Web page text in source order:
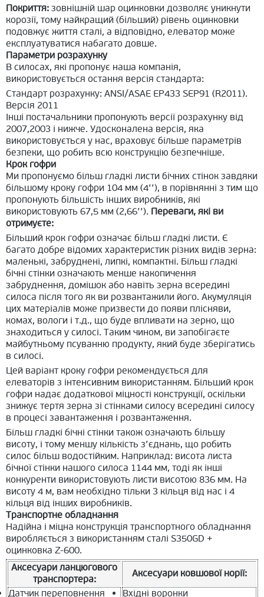
Покриття: зовнішній шар оцинковки дозволяє уникнути
корозії, тому найкращий (більший) рівень оцинковки
подовжує життя сталі, а відповідно, елеватор може
експлуатуватися набагато довше.
Параметри розрахунку
В силосах, які пропонує наша компанія,
використовується остання версія стандарта:
Стандарт розрахунку: ANSI/ASAE EP433 SEP91 (R2011).
Версія 2011
Інші постачальники пропонують версії розрахунку від
2007,2003 і нижче. Удосконалена версія, яка
використовується у нас, враховує більше параметрів
безпеки, що робить всю конструкцію безпечніше.
Крок гофри
Ми пропонуємо більш гладкі листи бічних стінок завдяки
більшому кроку гофри 104 мм (4’’), в порівнянні з тим що
пропонують більшість інших виробників, які
використовують 67,5 мм (2,66’’). Переваги, які ви
отримуєте:
Більший крок гофри означає більш гладкі листи. Є
багато добре відомих характеристик різних видів зерна:
маленькі, забруднені, липкі, компактні. Більш гладкі
бічні стінки означають менше накопичення
забруднення, домішок або навіть зерна всередині
силоса після того як ви розвантажили його. Акумуляція
цих матеріалів може призвести до появи плісняви,
комах, вологи і т.д., що буде впливати на зерно, що
знаходиться у силосі. Таким чином, ви запобігаєте
майбутньому псуванню продукту, який буде зберігатись
в силосі.
Цей варіант кроку гофри рекомендується для
елеваторів з інтенсивним використанням. Більший крок
гофри надає додаткової міцності конструкції, оскільки
знижує тертя зерна зі стінками силосу всередині силосу
в процесі завантаження і розвантаження.
Більш гладкі бічні стінки також означають більшу
висоту, і тому меншу кількість з’єднань, що робить
силос більш водостійким. Наприклад: висота листа
бічної стінки нашого силоса 1144 мм, тоді як інші
конкуренти використовують листи висотою 836 мм. На
висоту 4 м, вам необхідно тільки 3 кільця від нас і 4
кільця від інших виробників.
Транспортне обладнання
Надійна і міцна конструкція транспортного обладнання
виробляється з використанням сталі S350GD +
оцинковка Z-600.
Аксесуари ланцюгового
транспортера:
Аксесуари ковшової норії:
Датчик переповнення
Вхідні воронки